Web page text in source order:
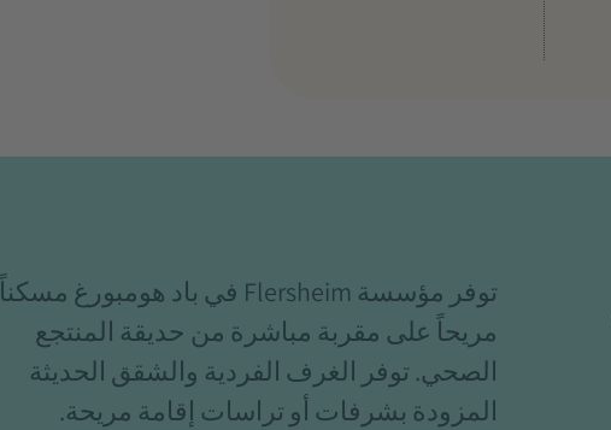
توفر مؤسسة Flersheim في باد هومبورغ مسكناً
مريحاً على مقربة مباشرة من حديقة المنتجع
الصحي. توفر الغرف الفردية والشقق الحديثة
المزودة بشرفات أو تراسات إقامة مريحة.